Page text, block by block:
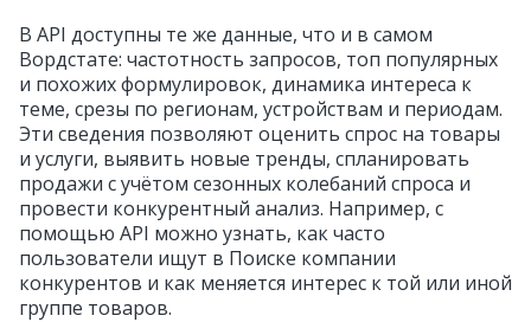
В API доступны те же данные, что и в самом
Вордстате: частотность запросов, топ популярных
и похожих формулировок, динамика интереса к
теме, срезы по регионам, устройствам и периодам.
Эти сведения позволяют оценить спрос на товары
и услуги, выявить новые тренды, спланировать
продажи с учётом сезонных колебаний спроса и
провести конкурентный анализ. Например, с
помощью API можно узнать, как часто
пользователи ищут в Поиске компании
конкурентов и как меняется интерес к той или иной
группе товаров.